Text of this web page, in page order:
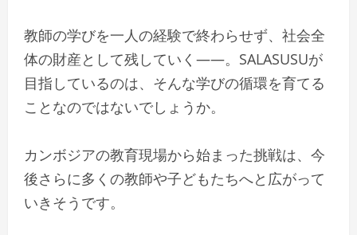
教師の学びを一人の経験で終わらせず、社会全
体の財産として残していく――。SALASUSUが
目指しているのは、そんな学びの循環を育てる
ことなのではないでしょうか。
カンボジアの教育現場から始まった挑戦は、今
後さらに多くの教師や子どもたちへと広がって
いきそうです。